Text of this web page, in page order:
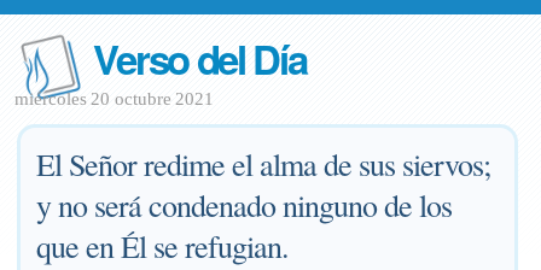
Verso del Día
miércoles 20 octubre 2021
El Señor redime el alma de sus siervos;
y no será condenado ninguno de los
que en Él se refugian.